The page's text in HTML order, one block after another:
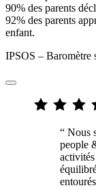
90% des parents
92% des parents
enfant.
IPSOS – Baromètre
“ Nous
people